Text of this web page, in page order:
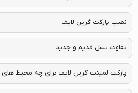
نصب پارکت گرین لایف
تفاوت نسل قدیم و جدید
پارکت لمینت گرین لایف برای چه محیط